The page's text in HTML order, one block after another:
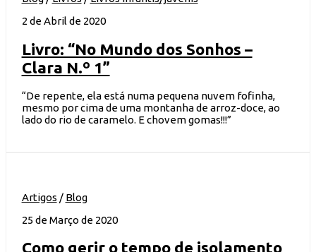
2 de Abril de 2020
Livro: “No Mundo dos Sonhos –
Clara N.º 1”
“De repente, ela está numa pequena nuvem fofinha,
mesmo por cima de uma montanha de arroz-doce, ao
lado do rio de caramelo. E chovem gomas!!!”
Artigos / Blog
25 de Março de 2020
Como gerir o tempo de isolamento